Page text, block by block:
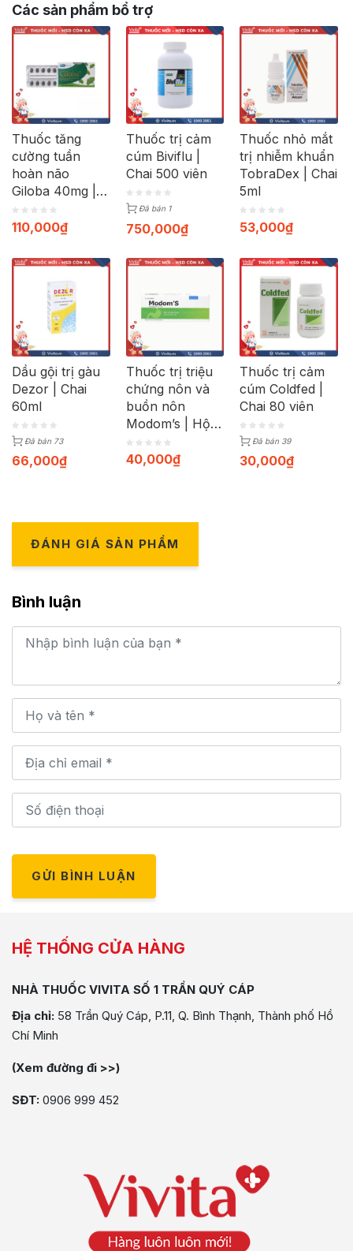
Các sản phẩm bổ trợ
Thuốc tăng
cường tuần
hoàn não
Giloba 40mg |
Hộp 30 viên
110,000₫
Thuốc trị cảm
cúm Biviflu |
Chai 500 viên
Đã bán 1
750,000₫
Thuốc nhỏ mắt
trị nhiễm khuẩn
TobraDex | Chai
5ml
53,000₫
Dầu gội trị gàu
Dezor | Chai
60ml
Đã bán 73
66,000₫
Thuốc trị triệu
chứng nôn và
buồn nôn
Modom’s | Hộp
100 viên
40,000₫
Thuốc trị cảm
cúm Coldfed |
Chai 80 viên
Đã bán 39
30,000₫
ĐÁNH GIÁ SẢN PHẨM
Bình luận
GỬI BÌNH LUẬN
HỆ THỐNG CỬA HÀNG
NHÀ THUỐC VIVITA SỐ 1 TRẦN QUÝ CÁP
Địa chỉ: 58 Trần Quý Cáp, P.11, Q. Bình Thạnh, Thành phố Hồ
Chí Minh
(Xem đường đi >>)
SĐT: 0906 999 452